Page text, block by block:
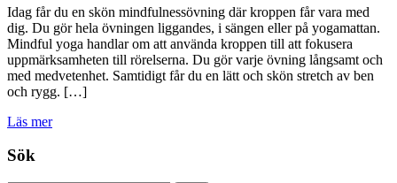
Idag får du en skön mindfulnessövning där kroppen får vara med
dig. Du gör hela övningen liggandes, i sängen eller på yogamattan.
Mindful yoga handlar om att använda kroppen till att fokusera
uppmärksamheten till rörelserna. Du gör varje övning långsamt och
med medvetenhet. Samtidigt får du en lätt och skön stretch av ben
och rygg. […]
Läs mer
Sök